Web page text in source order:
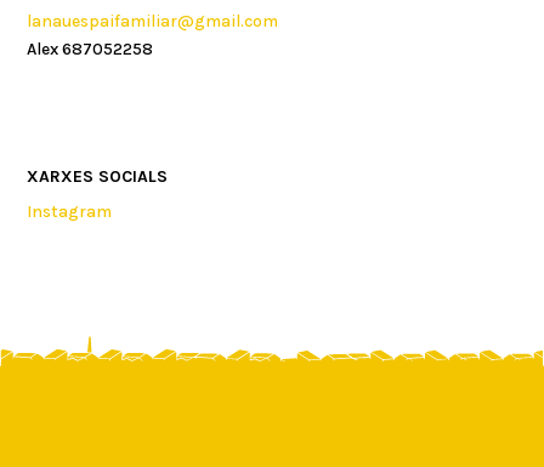
lanauespaifamiliar@gmail.com
Alex 687052258
XARXES SOCIALS
Instagram